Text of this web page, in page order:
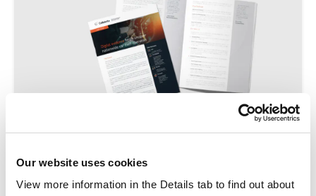
Our website uses cookies
View more information in the Details tab to find out about
ESTUDOS DE CASO
Evidências digitais ajudam a